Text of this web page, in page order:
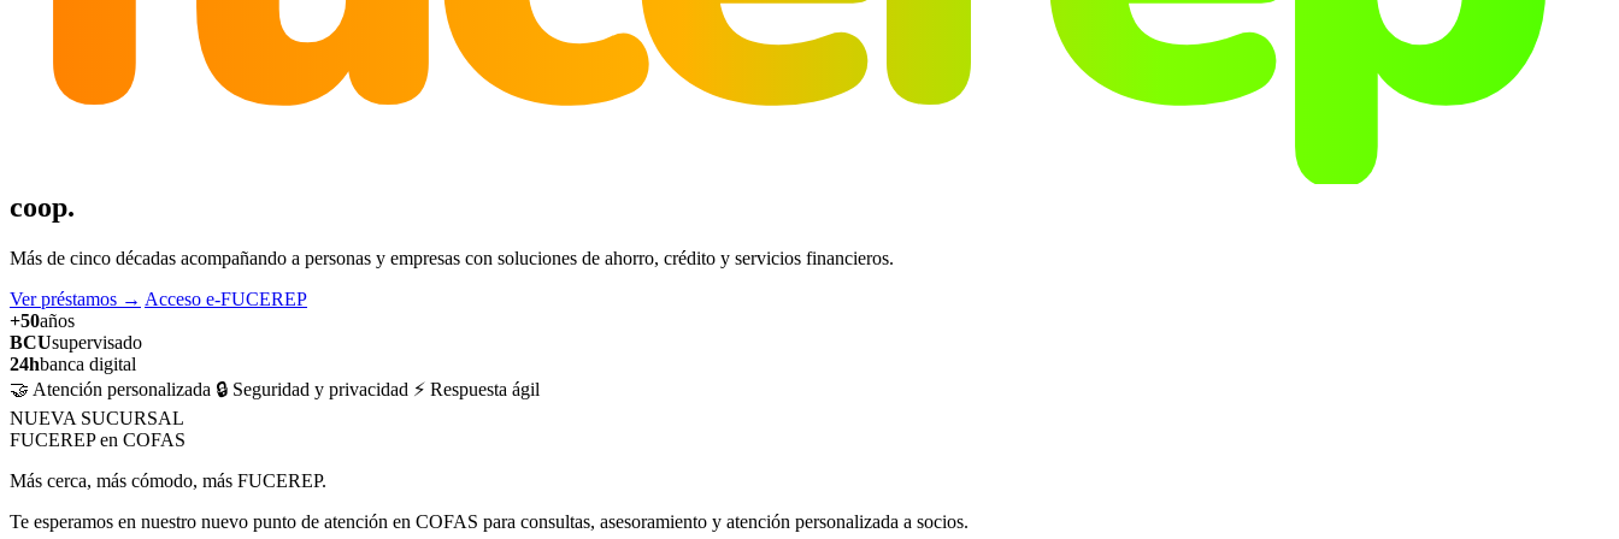
coop.
Más de cinco décadas acompañando a personas y empresas con soluciones de ahorro, crédito y servicios financieros.
Ver préstamos → Acceso e-FUCEREP
+50años
BCUsupervisado
24hbanca digital
🤝 Atención personalizada 🔒 Seguridad y privacidad ⚡ Respuesta ágil
NUEVA SUCURSAL
FUCEREP en COFAS
Más cerca, más cómodo, más FUCEREP.
Te esperamos en nuestro nuevo punto de atención en COFAS para consultas, asesoramiento y atención personalizada a socios.